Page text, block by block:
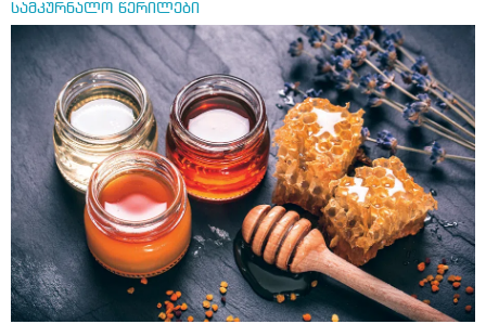
ერთი სუფრის კოვზის მეოთხედი ფხვნილი კურკუმა და
ჩავყარო ცოტა შავი პილპილი და ავადუღო თუ ჯერ რძე
ავადუღო, ცოტა გათბეს და მერე ჩავყარო კურკუმა? და
საღამოს ვახშამზე რომ მივიღო თუ შეიძლება? P.S მიზანი
არის ანთების საწინააღმდეგო,ანტიოქსიდანტური და
დამამშვიდებელი( მშვიდი ძილისთვის)
სამკურნალო წერილები